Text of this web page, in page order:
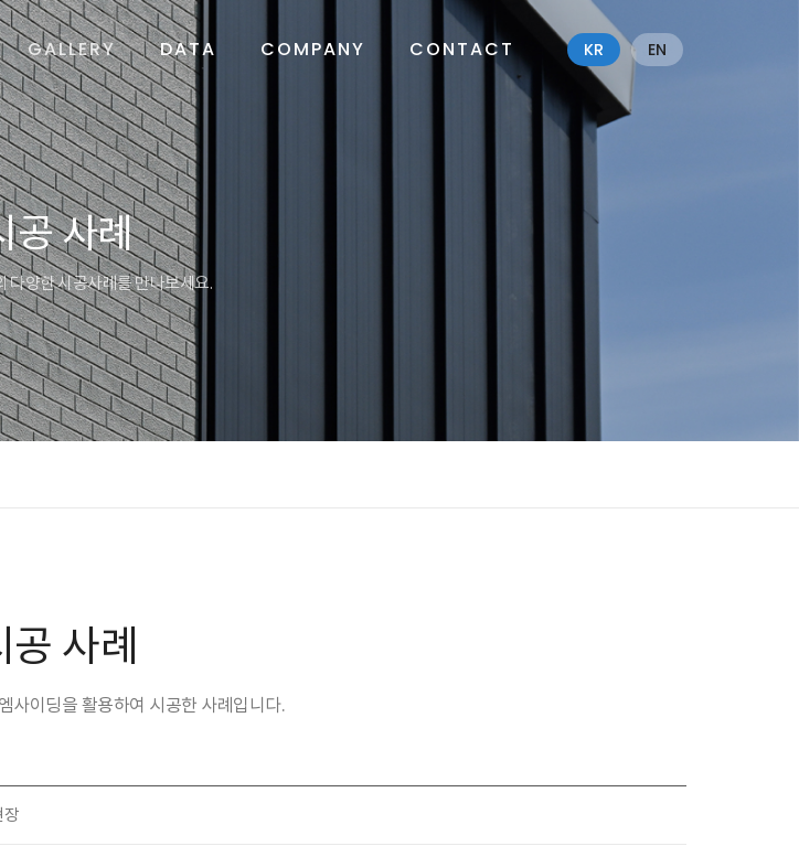
GALLERY DATA COMPANY CONTACT KR EN
공 사례
다양한 시공사례를 만나보세요.
공 사례
사이딩을 활용하여 시공한 사례입니다.
장